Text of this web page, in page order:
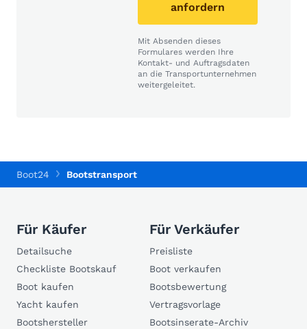
anfordern
Mit Absenden dieses
Formulares werden Ihre
Kontakt- und Auftragsdaten
an die Transportunternehmen
weitergeleitet.
Boot24 Bootstransport
Für Käufer
Detailsuche
Checkliste Bootskauf
Boot kaufen
Yacht kaufen
Bootshersteller
Für Verkäufer
Preisliste
Boot verkaufen
Bootsbewertung
Vertragsvorlage
Bootsinserate-Archiv